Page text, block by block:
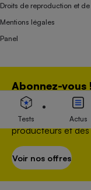
Abonnez-vous !
Bénéficiez d'une
une association
producteurs et
Voir nos offres
Droits de reproduction et
Mentions légales
Panel
Association indépendante
distributeurs depuis 1951.
Tests Actus